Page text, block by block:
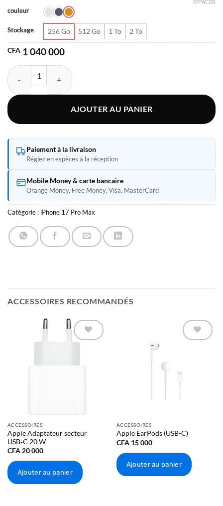
couleur
Stockage 256 Go 512 Go 1 To 2 To
EFFACER
CFA 1 040 000
quantité de Apple iPhone 17 Pro Max
AJOUTER AU PANIER
Paiement à la livraison
Réglez en espèces à la réception
Mobile Money & carte bancaire
Orange Money, Free Money, Visa, MasterCard
Catégorie : iPhone 17 Pro Max
ACCESSOIRES RECOMMANDÉS
ACCESSOIRES
Apple Adaptateur secteur
USB‑C 20 W
CFA20 000
Ajouter au panier
ACCESSOIRES
Apple EarPods (USB-C)
CFA15 000
Ajouter au panier